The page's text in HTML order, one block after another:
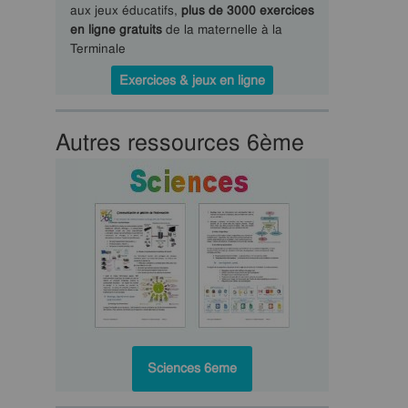
aux jeux éducatifs, plus de 3000 exercices
en ligne gratuitsde la maternelle à la
Terminale
Exercices & jeux en ligne
Autres ressources 6ème
Sciences 6eme